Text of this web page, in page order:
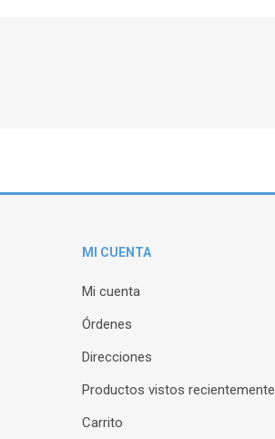
MI CUENTA
Mi cuenta
Órdenes
Direcciones
Productos vistos recientemente
Carrito